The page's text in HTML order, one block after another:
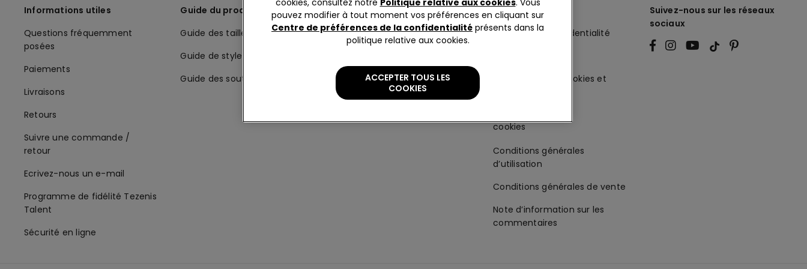
Informations utiles
Questions fréquemment
posées
Paiements
Livraisons
Retours
Suivre une commande /
retour
Ecrivez-nous un e-mail
Programme de fidélité Tezenis
Talent
Sécurité en ligne
Guide du produit
Guide des tailles
Guide de style
Guide des soutiens-gorge
Corporate
La société
Travailler avec nous
Mentions légales
Politique de Confidentialité
Politique sur les cookies et
Conditions générales
d’utilisation
Conditions générales de vente
Note d’information sur les
commentaires
Suivez-nous sur les réseaux
sociaux
cookies, consultez notre Politique relative aux cookies. Vous
pouvez modifier à tout moment vos préférences en cliquant sur
Centre de préférences de la confidentialité présents dans la
politique relative aux cookies.
ACCEPTER TOUS LES
COOKIES